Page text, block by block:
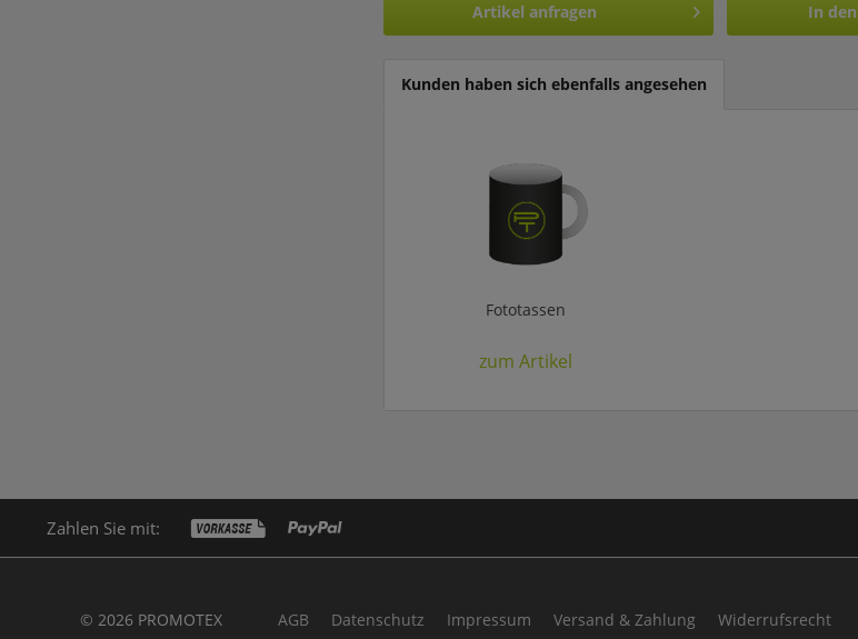
Artikel anfragen In den
Kunden haben sich ebenfalls angesehen
Fototassen
zum Artikel
Zahlen Sie mit:
© 2026 PROMOTEX AGB Datenschutz Impressum Versand & Zahlung Widerrufsrecht